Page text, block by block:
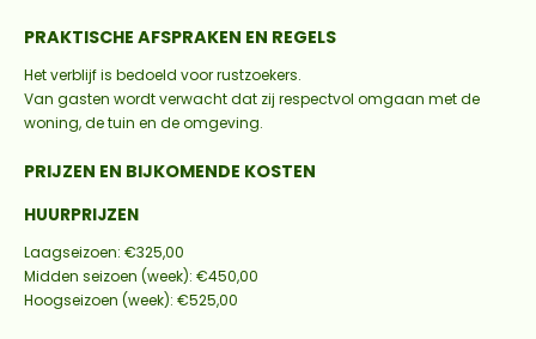
PRAKTISCHE AFSPRAKEN EN REGELS
Het verblijf is bedoeld voor rustzoekers.
Van gasten wordt verwacht dat zij respectvol omgaan met de
woning, de tuin en de omgeving.
PRIJZEN EN BIJKOMENDE KOSTEN
HUURPRIJZEN
Laagseizoen: €325,00
Midden seizoen (week): €450,00
Hoogseizoen (week): €525,00